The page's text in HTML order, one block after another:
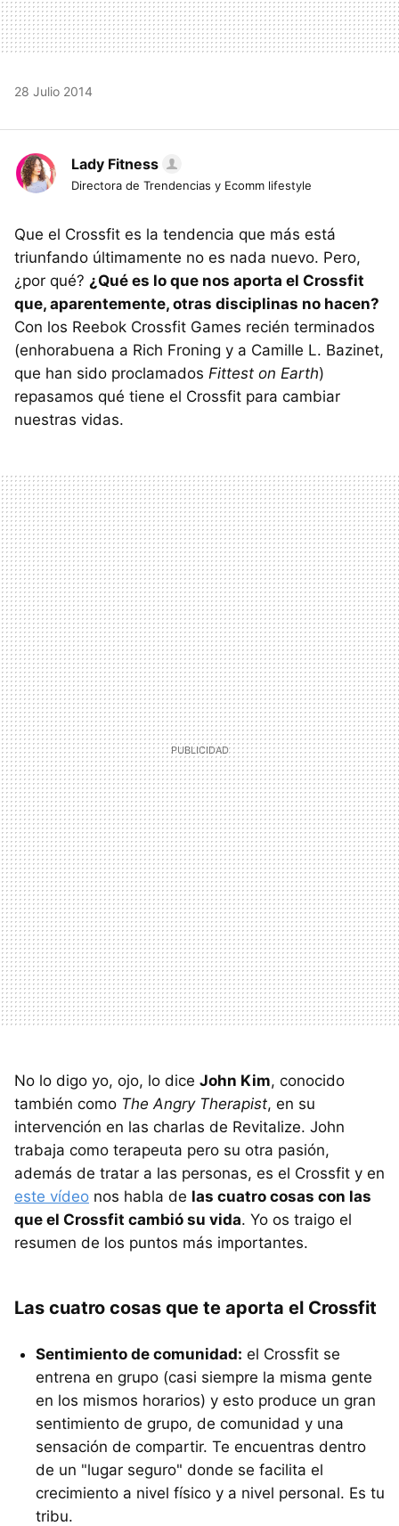
28 Julio 2014
Lady Fitness
Directora de Trendencias y Ecomm lifestyle
Que el Crossfit es la tendencia que más está
triunfando últimamente no es nada nuevo. Pero,
¿por qué? ¿Qué es lo que nos aporta el Crossfit
que, aparentemente, otras disciplinas no hacen?
Con los Reebok Crossfit Games recién terminados
(enhorabuena a Rich Froning y a Camille L. Bazinet,
que han sido proclamados Fittest on Earth)
repasamos qué tiene el Crossfit para cambiar
nuestras vidas.
No lo digo yo, ojo, lo dice John Kim, conocido
también como The Angry Therapist, en su
intervención en las charlas de Revitalize. John
trabaja como terapeuta pero su otra pasión,
además de tratar a las personas, es el Crossfit y en
este vídeo nos habla de las cuatro cosas con las
que el Crossfit cambió su vida. Yo os traigo el
resumen de los puntos más importantes.
Las cuatro cosas que te aporta el Crossfit
Sentimiento de comunidad: el Crossfit se
entrena en grupo (casi siempre la misma gente
en los mismos horarios) y esto produce un gran
sentimiento de grupo, de comunidad y una
sensación de compartir. Te encuentras dentro
de un "lugar seguro" donde se facilita el
crecimiento a nivel físico y a nivel personal. Es tu
tribu.